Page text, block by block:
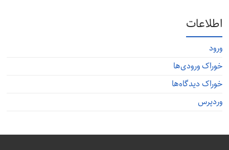
اطلاعات
ورود
خوراک ورودی‌ها
خوراک دیدگاه‌ها
وردپرس